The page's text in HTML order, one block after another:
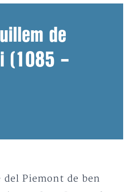
de
(1085 –
del Piemont de ben